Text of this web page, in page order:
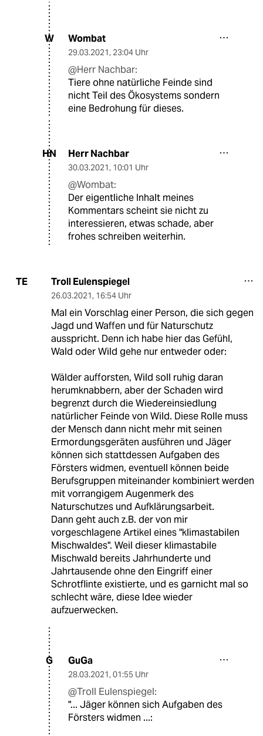
W Wombat
29.03.2021, 23:04 Uhr
@Herr Nachbar:
Tiere ohne natürliche Feinde sind
nicht Teil des Ökosystems sondern
eine Bedrohung für dieses.
HN Herr Nachbar
30.03.2021, 10:01 Uhr
@Wombat:
Der eigentliche Inhalt meines
Kommentars scheint sie nicht zu
interessieren, etwas schade, aber
frohes schreiben weiterhin.
TE Troll Eulenspiegel
26.03.2021, 16:54 Uhr
Mal ein Vorschlag einer Person, die sich gegen
Jagd und Waffen und für Naturschutz
ausspricht. Denn ich habe hier das Gefühl,
Wald oder Wild gehe nur entweder oder:
Wälder aufforsten, Wild soll ruhig daran
herumknabbern, aber der Schaden wird
begrenzt durch die Wiedereinsiedlung
natürlicher Feinde von Wild. Diese Rolle muss
der Mensch dann nicht mehr mit seinen
Ermordungsgeräten ausführen und Jäger
können sich stattdessen Aufgaben des
Försters widmen, eventuell können beide
Berufsgruppen miteinander kombiniert werden
mit vorrangigem Augenmerk des
Naturschutzes und Aufklärungsarbeit.
Dann geht auch z.B. der von mir
vorgeschlagene Artikel eines "klimastabilen
Mischwaldes". Weil dieser klimastabile
Mischwald bereits Jahrhunderte und
Jahrtausende ohne den Eingriff einer
Schrotflinte existierte, und es garnicht mal so
schlecht wäre, diese Idee wieder
aufzuerwecken.
G GuGa
28.03.2021, 01:55 Uhr
@Troll Eulenspiegel:
"... Jäger können sich Aufgaben des
Försters widmen ...: